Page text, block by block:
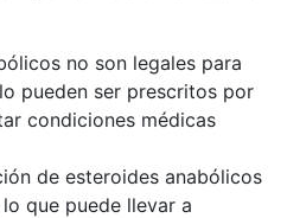
no son legales para
pueden ser prescritos por
condiciones médicas
de esteroides anabólicos
que puede llevar a